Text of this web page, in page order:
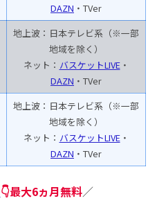
DAZN ・TVer
地上波：日本テレビ系（※一部
地域を除く）
ネット： バスケットLIVE・
DAZN ・TVer
地上波：日本テレビ系（※一部
地域を除く）
ネット： バスケットLIVE・
DAZN ・TVer
👇最大6ヵ月無料／